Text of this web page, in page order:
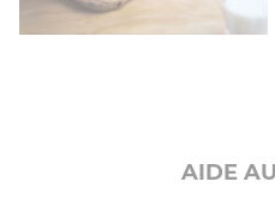
AIDE